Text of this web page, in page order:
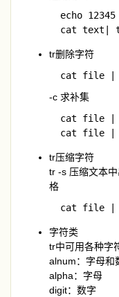
echo 12345
cat text|
tr删除字符
cat file |
-c 求补集
cat file |
cat file |
tr压缩字符
tr -s 压缩文本
格
cat file |
字符类
tr中可用各种字
alnum：字母和
alpha：字母
digit：数字